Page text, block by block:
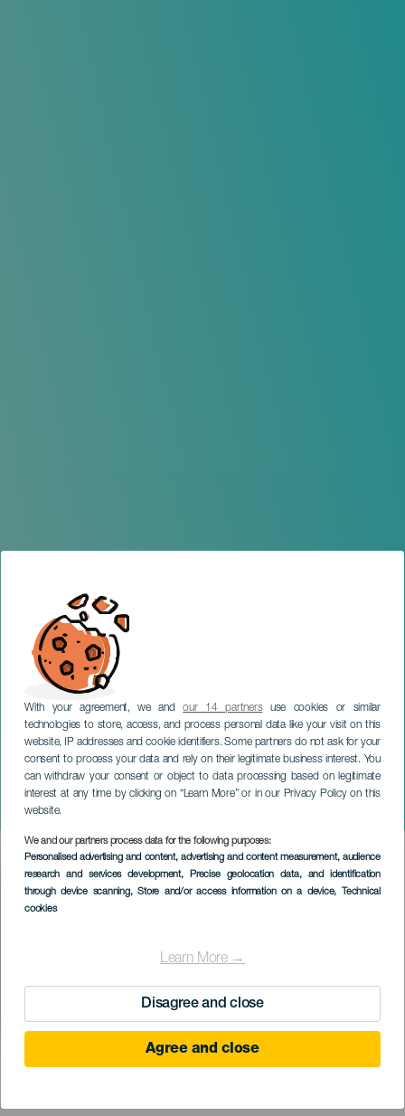
With your agreement, we andour 14 partnersuse cookies or similar
technologies to store, access, and process personal data like your visit on this
website, IP addresses and cookie identifiers. Some partners do not ask for your
consent to process your data and rely on their legitimate business interest. You
can withdraw your consent or object to data processing based on legitimate
interest at any time by clicking on “Learn More” or in our Privacy Policy on this
website.
We and our partners process data for the following purposes:
Personalised advertising and content, advertising and content measurement, audience
research and services development, Precise geolocation data, and identification
through device scanning, Store and/or access information on a device, Technical
cookies
Learn More →
Disagree and close
Agree and close
¡Viva!
ЛАНСАРОТЕ
Imagen
Listado